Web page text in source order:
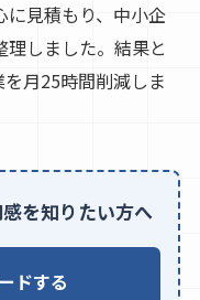
に見積もり、中小企
しました。結果と
月25時間削減しま
を知りたい方へ
ドする